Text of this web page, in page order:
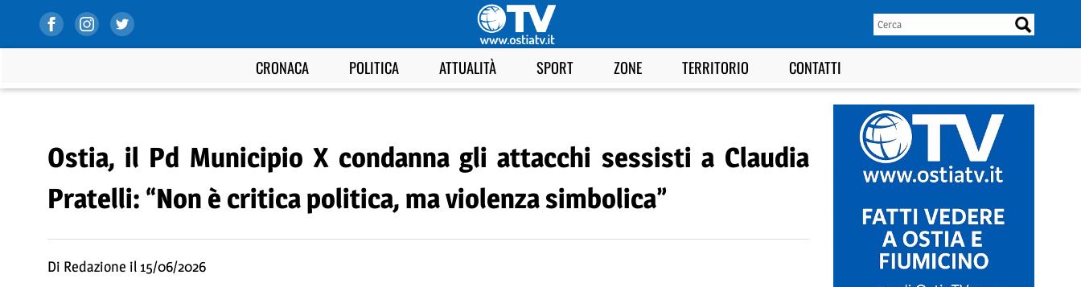
CRONACA POLITICA ATTUALITÀ SPORT ZONE TERRITORIO CONTATTI
Ostia, il Pd Municipio X condanna gli attacchi sessisti a Claudia
Pratelli: “Non è critica politica, ma violenza simbolica”
Di Redazione il 15/06/2026